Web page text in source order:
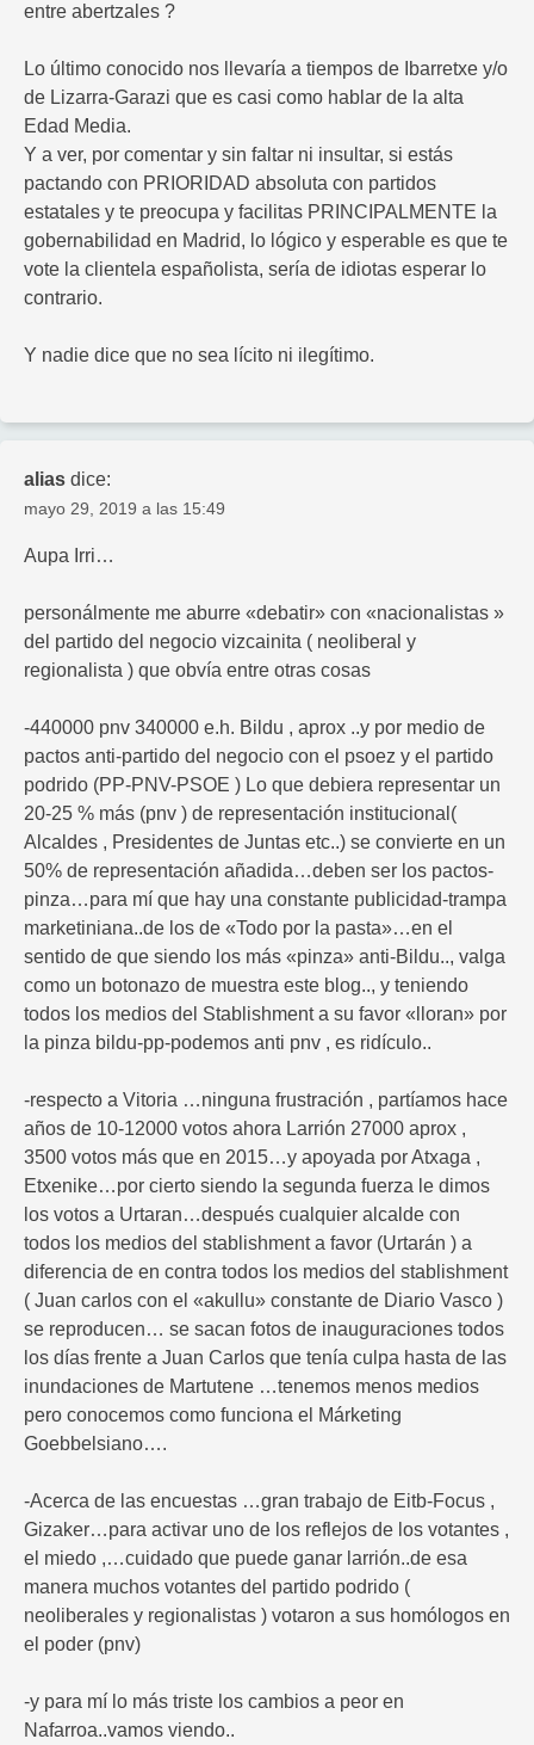
entre abertzales ?
Lo último conocido nos llevaría a tiempos de Ibarretxe y/o
de Lizarra-Garazi que es casi como hablar de la alta
Edad Media.
Y a ver, por comentar y sin faltar ni insultar, si estás
pactando con PRIORIDAD absoluta con partidos
estatales y te preocupa y facilitas PRINCIPALMENTE la
gobernabilidad en Madrid, lo lógico y esperable es que te
vote la clientela españolista, sería de idiotas esperar lo
contrario.
Y nadie dice que no sea lícito ni ilegítimo.
alias dice:
mayo 29, 2019 a las 15:49
Aupa Irri…
personálmente me aburre «debatir» con «nacionalistas »
del partido del negocio vizcainita ( neoliberal y
regionalista ) que obvía entre otras cosas
-440000 pnv 340000 e.h. Bildu , aprox ..y por medio de
pactos anti-partido del negocio con el psoez y el partido
podrido (PP-PNV-PSOE ) Lo que debiera representar un
20-25 % más (pnv ) de representación institucional(
Alcaldes , Presidentes de Juntas etc..) se convierte en un
50% de representación añadida…deben ser los pactos-
pinza…para mí que hay una constante publicidad-trampa
marketiniana..de los de «Todo por la pasta»…en el
sentido de que siendo los más «pinza» anti-Bildu.., valga
como un botonazo de muestra este blog.., y teniendo
todos los medios del Stablishment a su favor «lloran» por
la pinza bildu-pp-podemos anti pnv , es ridículo..
-respecto a Vitoria …ninguna frustración , partíamos hace
años de 10-12000 votos ahora Larrión 27000 aprox ,
3500 votos más que en 2015…y apoyada por Atxaga ,
Etxenike…por cierto siendo la segunda fuerza le dimos
los votos a Urtaran…después cualquier alcalde con
todos los medios del stablishment a favor (Urtarán ) a
diferencia de en contra todos los medios del stablishment
( Juan carlos con el «akullu» constante de Diario Vasco )
se reproducen… se sacan fotos de inauguraciones todos
los días frente a Juan Carlos que tenía culpa hasta de las
inundaciones de Martutene …tenemos menos medios
pero conocemos como funciona el Márketing
Goebbelsiano….
-Acerca de las encuestas …gran trabajo de Eitb-Focus ,
Gizaker…para activar uno de los reflejos de los votantes ,
el miedo ,…cuidado que puede ganar larrión..de esa
manera muchos votantes del partido podrido (
neoliberales y regionalistas ) votaron a sus homólogos en
el poder (pnv)
-y para mí lo más triste los cambios a peor en
Nafarroa..vamos viendo..